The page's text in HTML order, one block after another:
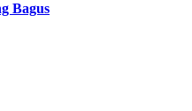
Bagus